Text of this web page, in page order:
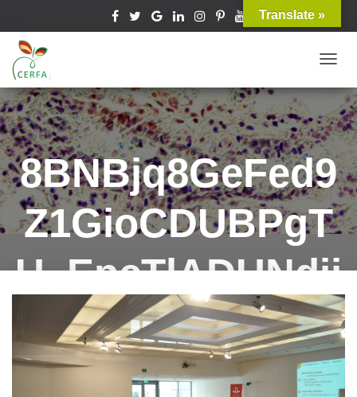
O
G
G
L
E
A
V
G
A
T
I
O
N
8BNBjq8GeFed9
Z1GioCDUBPgT
U_EpcTlADUNdjj
PRZQ,fLYukST_e
3y8Q3ko_waoCf
Translate »